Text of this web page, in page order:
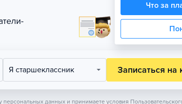
Что за
Официальная
поступления
Я старшеклассник Записаться на
персональных данных и принимаете условия